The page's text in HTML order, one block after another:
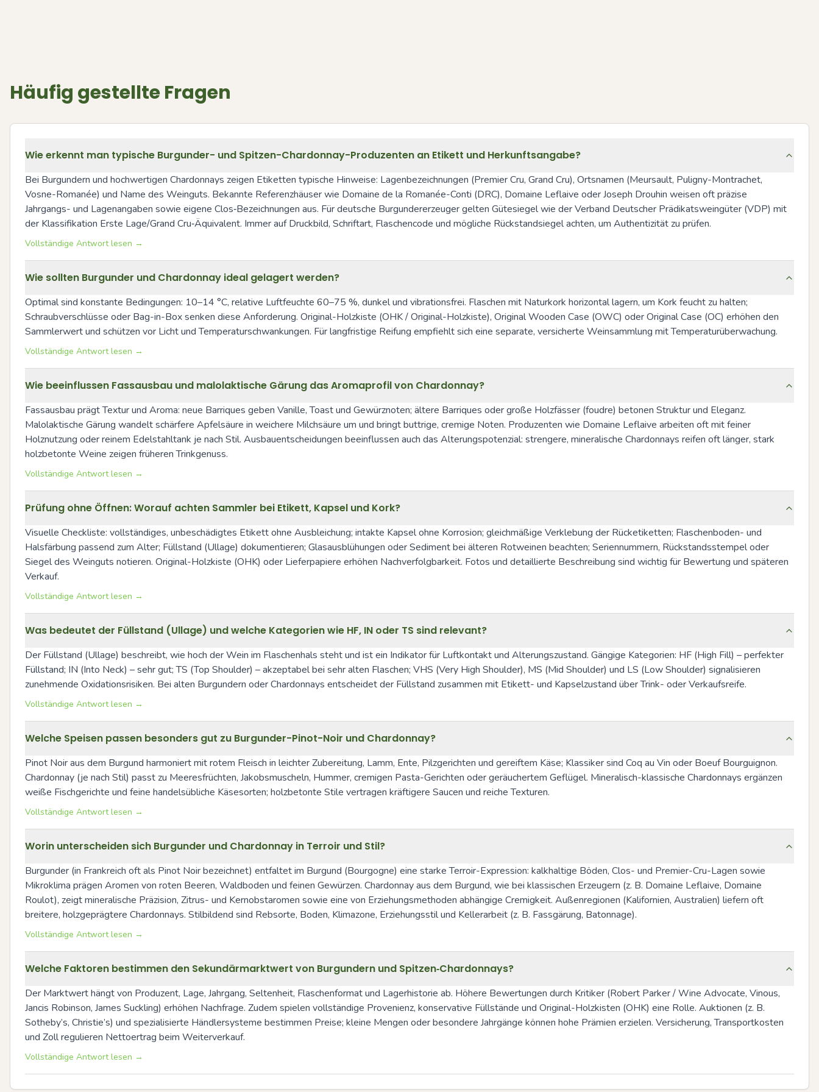
Häufig gestellte Fragen
Wie erkennt man typische Burgunder- und Spitzen-Chardonnay-Produzenten an Etikett und Herkunftsangabe?
Bei Burgundern und hochwertigen Chardonnays zeigen Etiketten typische Hinweise: Lagenbezeichnungen (Premier Cru, Grand Cru), Ortsnamen (Meursault, Puligny-Montrachet,
Vosne-Romanée) und Name des Weinguts. Bekannte Referenzhäuser wie Domaine de la Romanée-Conti (DRC), Domaine Leflaive oder Joseph Drouhin weisen oft präzise
Jahrgangs- und Lagenangaben sowie eigene Clos‑Bezeichnungen aus. Für deutsche Burgundererzeuger gelten Gütesiegel wie der Verband Deutscher Prädikatsweingüter (VDP) mit
der Klassifikation Erste Lage/Grand Cru‑Äquivalent. Immer auf Druckbild, Schriftart, Flaschencode und mögliche Rückstandsiegel achten, um Authentizität zu prüfen.
Vollständige Antwort lesen →
Wie sollten Burgunder und Chardonnay ideal gelagert werden?
Optimal sind konstante Bedingungen: 10–14 °C, relative Luftfeuchte 60–75 %, dunkel und vibrationsfrei. Flaschen mit Naturkork horizontal lagern, um Kork feucht zu halten;
Schraubverschlüsse oder Bag-in-Box senken diese Anforderung. Original-Holzkiste (OHK / Original-Holzkiste), Original Wooden Case (OWC) oder Original Case (OC) erhöhen den
Sammlerwert und schützen vor Licht und Temperaturschwankungen. Für langfristige Reifung empfiehlt sich eine separate, versicherte Weinsammlung mit Temperaturüberwachung.
Vollständige Antwort lesen →
Wie beeinflussen Fassausbau und malolaktische Gärung das Aromaprofil von Chardonnay?
Fassausbau prägt Textur und Aroma: neue Barriques geben Vanille, Toast und Gewürznoten; ältere Barriques oder große Holzfässer (foudre) betonen Struktur und Eleganz.
Malolaktische Gärung wandelt schärfere Apfelsäure in weichere Milchsäure um und bringt buttrige, cremige Noten. Produzenten wie Domaine Leflaive arbeiten oft mit feiner
Holznutzung oder reinem Edelstahltank je nach Stil. Ausbauentscheidungen beeinflussen auch das Alterungspotenzial: strengere, mineralische Chardonnays reifen oft länger, stark
holzbetonte Weine zeigen früheren Trinkgenuss.
Vollständige Antwort lesen →
Prüfung ohne Öffnen: Worauf achten Sammler bei Etikett, Kapsel und Kork?
Visuelle Checkliste: vollständiges, unbeschädigtes Etikett ohne Ausbleichung; intakte Kapsel ohne Korrosion; gleichmäßige Verklebung der Rücketiketten; Flaschenboden- und
Halsfärbung passend zum Alter; Füllstand (Ullage) dokumentieren; Glasausblühungen oder Sediment bei älteren Rotweinen beachten; Seriennummern, Rückstandsstempel oder
Siegel des Weinguts notieren. Original-Holzkiste (OHK) oder Lieferpapiere erhöhen Nachverfolgbarkeit. Fotos und detaillierte Beschreibung sind wichtig für Bewertung und späteren
Verkauf.
Vollständige Antwort lesen →
Was bedeutet der Füllstand (Ullage) und welche Kategorien wie HF, IN oder TS sind relevant?
Der Füllstand (Ullage) beschreibt, wie hoch der Wein im Flaschenhals steht und ist ein Indikator für Luftkontakt und Alterungszustand. Gängige Kategorien: HF (High Fill) – perfekter
Füllstand; IN (Into Neck) – sehr gut; TS (Top Shoulder) – akzeptabel bei sehr alten Flaschen; VHS (Very High Shoulder), MS (Mid Shoulder) und LS (Low Shoulder) signalisieren
zunehmende Oxidationsrisiken. Bei alten Burgundern oder Chardonnays entscheidet der Füllstand zusammen mit Etikett- und Kapselzustand über Trink- oder Verkaufsreife.
Vollständige Antwort lesen →
Welche Speisen passen besonders gut zu Burgunder-Pinot-Noir und Chardonnay?
Pinot Noir aus dem Burgund harmoniert mit rotem Fleisch in leichter Zubereitung, Lamm, Ente, Pilzgerichten und gereiftem Käse; Klassiker sind Coq au Vin oder Boeuf Bourguignon.
Chardonnay (je nach Stil) passt zu Meeresfrüchten, Jakobsmuscheln, Hummer, cremigen Pasta-Gerichten oder geräuchertem Geflügel. Mineralisch-klassische Chardonnays ergänzen
weiße Fischgerichte und feine handelsübliche Käsesorten; holzbetonte Stile vertragen kräftigere Saucen und reiche Texturen.
Vollständige Antwort lesen →
Worin unterscheiden sich Burgunder und Chardonnay in Terroir und Stil?
Burgunder (in Frankreich oft als Pinot Noir bezeichnet) entfaltet im Burgund (Bourgogne) eine starke Terroir-Expression: kalkhaltige Böden, Clos- und Premier-Cru-Lagen sowie
Mikroklima prägen Aromen von roten Beeren, Waldboden und feinen Gewürzen. Chardonnay aus dem Burgund, wie bei klassischen Erzeugern (z. B. Domaine Leflaive, Domaine
Roulot), zeigt mineralische Präzision, Zitrus- und Kernobstaromen sowie eine von Erziehungsmethoden abhängige Cremigkeit. Außenregionen (Kalifornien, Australien) liefern oft
breitere, holzgeprägtere Chardonnays. Stilbildend sind Rebsorte, Boden, Klimazone, Erziehungsstil und Kellerarbeit (z. B. Fassgärung, Batonnage).
Vollständige Antwort lesen →
Welche Faktoren bestimmen den Sekundärmarktwert von Burgundern und Spitzen‑Chardonnays?
Der Marktwert hängt von Produzent, Lage, Jahrgang, Seltenheit, Flaschenformat und Lagerhistorie ab. Höhere Bewertungen durch Kritiker (Robert Parker / Wine Advocate, Vinous,
Jancis Robinson, James Suckling) erhöhen Nachfrage. Zudem spielen vollständige Provenienz, konservative Füllstände und Original-Holzkisten (OHK) eine Rolle. Auktionen (z. B.
Sotheby’s, Christie’s) und spezialisierte Händlersysteme bestimmen Preise; kleine Mengen oder besondere Jahrgänge können hohe Prämien erzielen. Versicherung, Transportkosten
und Zoll regulieren Nettoertrag beim Weiterverkauf.
Vollständige Antwort lesen →